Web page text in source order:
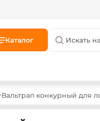
Каталог
Вальтрап конкурный для